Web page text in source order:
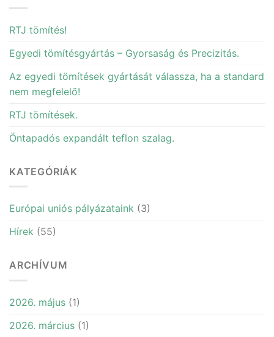
RTJ tömítés!
Egyedi tömítésgyártás – Gyorsaság és Precizitás.
Az egyedi tömítések gyártását válassza, ha a standard
nem megfelelő!
RTJ tömítések.
Öntapadós expandált teflon szalag.
KATEGÓRIÁK
Európai uniós pályázataink (3)
Hírek (55)
ARCHÍVUM
2026. május (1)
2026. március (1)